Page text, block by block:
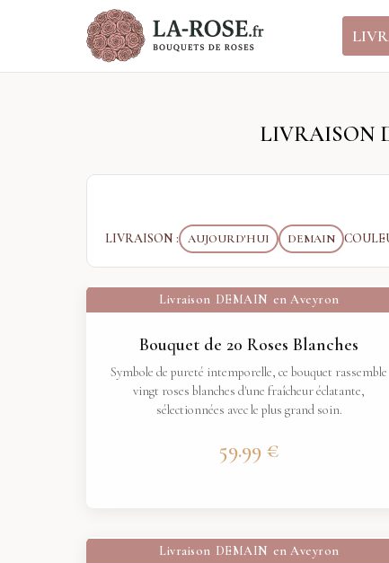
LIVRAISON
LIVRAISON : AUJOURD'HUI DEMAIN
Livraison DEMAIN en Aveyron
Bouquet de 20 Roses Blanches
Symbole de pureté intemporelle, ce bouquet rassemble
vingt roses blanches d'une fraîcheur éclatante,
sélectionnées avec le plus grand soin.
59.99 €
Livraison DEMAIN en Aveyron
Panneau de gestion des cookies